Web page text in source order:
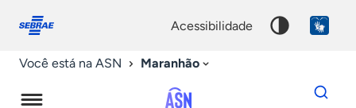
conosco
acessibilidade
Você está na ASN Maranhão
Dados
para